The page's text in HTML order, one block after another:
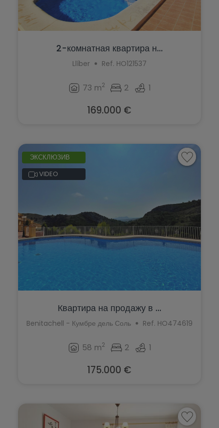
2-комнатная квартира н...
Llíber Ref. HO121537
73 m2 2 1
169.000 €
ЭКСКЛЮЗИВ
VIDEO
Квартира на продажу в ...
Benitachell - Кумбре дель Соль Ref. HO474619
58 m2 2 1
175.000 €